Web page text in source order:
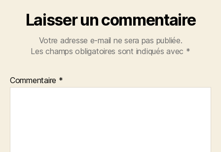
Laisser un commentaire
Votre adresse e-mail ne sera pas publiée.
Les champs obligatoires sont indiqués avec *
Commentaire *